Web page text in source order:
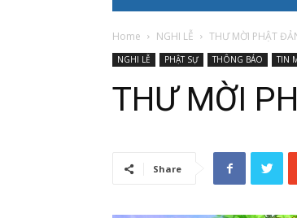
Home NGHI LỄ THƯ MỜI PHẬT
NGHI LỄ PHẬT SỰ THÔNG BÁO TIN
THƯ MỜI
Share